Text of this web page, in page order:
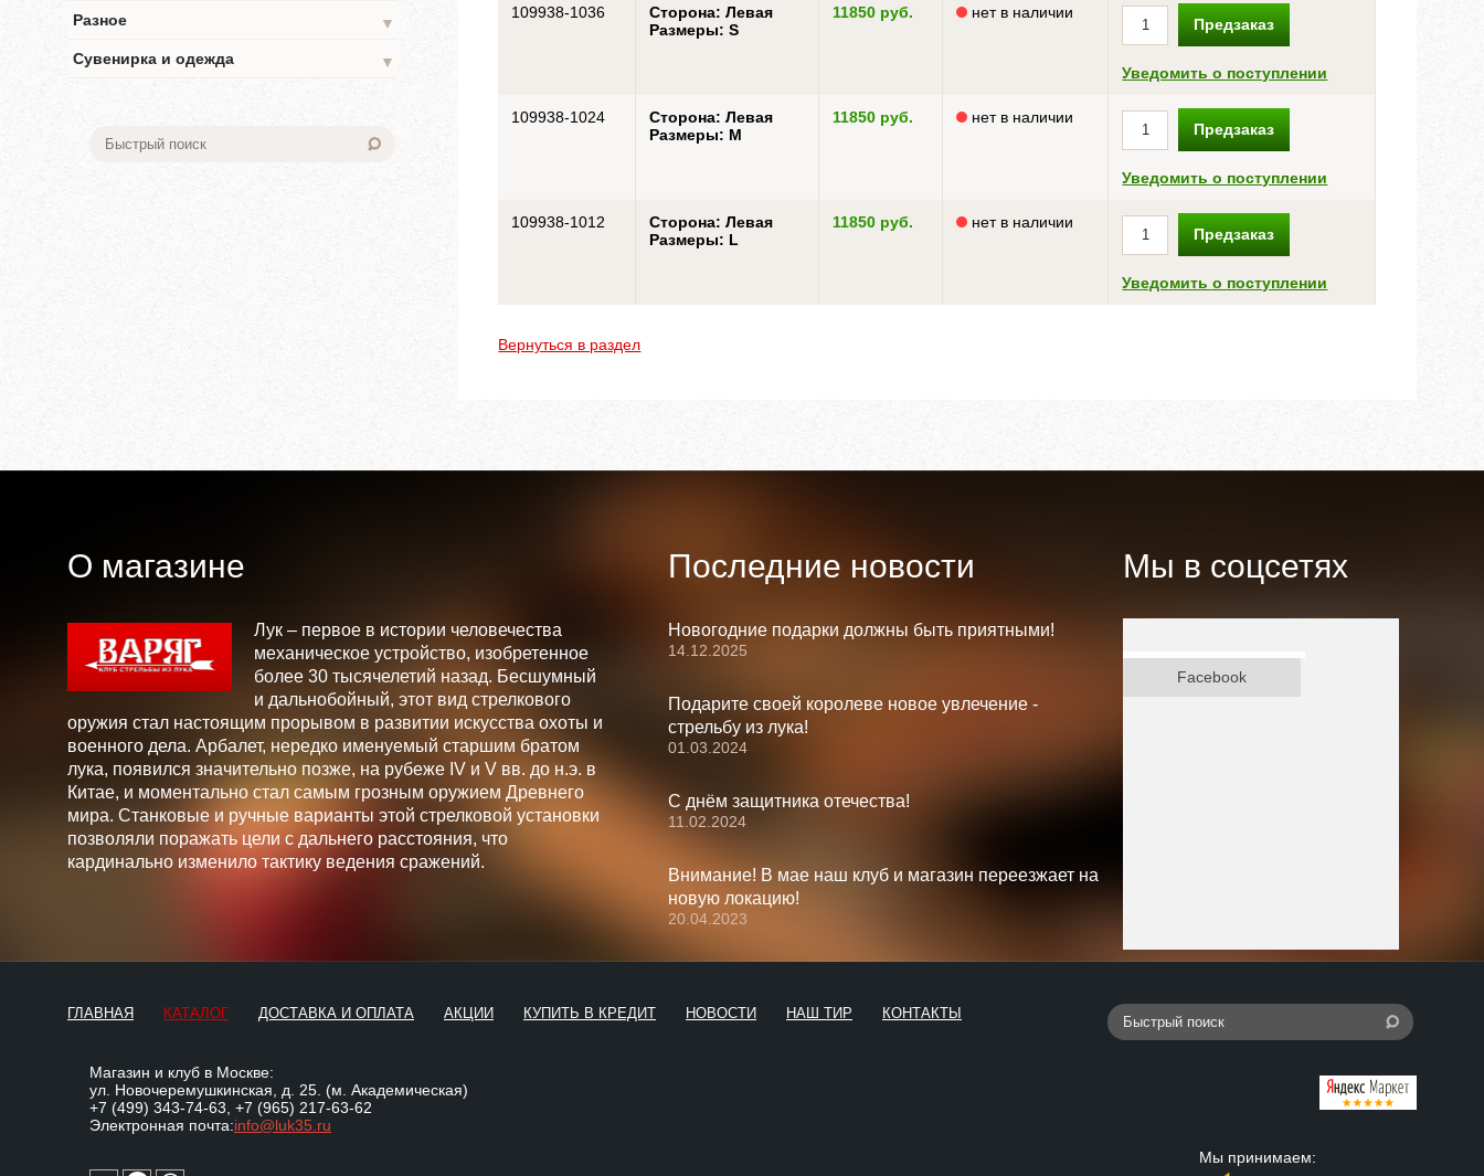
Разное
▼
Сувенирка и одежда
▼
109938-1036
Сторона: Левая
Размеры: S
11850 руб. нет в наличии
Предзаказ
Уведомить о поступлении
109938-1024
Сторона: Левая
Размеры: M
11850 руб. нет в наличии
Предзаказ
Уведомить о поступлении
109938-1012
Сторона: Левая
Размеры: L
11850 руб. нет в наличии
Предзаказ
Уведомить о поступлении
Вернуться в раздел
О магазине
Лук – первое в истории человечества
механическое устройство, изобретенное
более 30 тысячелетий назад. Бесшумный
и дальнобойный, этот вид стрелкового
оружия стал настоящим прорывом в развитии искусства охоты и
военного дела. Арбалет, нередко именуемый старшим братом
лука, появился значительно позже, на рубеже IV и V вв. до н.э. в
Китае, и моментально стал самым грозным оружием Древнего
мира. Станковые и ручные варианты этой стрелковой установки
позволяли поражать цели с дальнего расстояния, что
кардинально изменило тактику ведения сражений.
Последние новости
Новогодние подарки должны быть приятными!
14.12.2025
Подарите своей королеве новое увлечение -
стрельбу из лука!
01.03.2024
С днём защитника отечества!
11.02.2024
Внимание! В мае наш клуб и магазин переезжает на
новую локацию!
20.04.2023
Мы в соцсетях
Facebook
ГЛАВНАЯ КАТАЛОГ ДОСТАВКА И ОПЛАТА АКЦИИ КУПИТЬ В КРЕДИТ НОВОСТИ НАШ ТИР КОНТАКТЫ
Мы принимаем:
Магазин и клуб в Москве:
ул. Новочеремушкинская, д. 25. (м. Академическая)
+7 (499) 343-74-63 +7 (965) 217-63-62
Электронная почта:info@luk35.ru